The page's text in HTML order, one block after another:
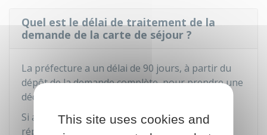
Quel est le délai de traitement de la
demande de la carte de séjour ?
La préfecture a un délai de 90 jours, à partir du
dépôt de la demande complète, pour prendre une
décision sur la délivrance de cette carte.
Si au delà de ces 90 jours, la préfecture n'a pas
répondu, il s'agit d'un refus implicite.
This site uses cookies and